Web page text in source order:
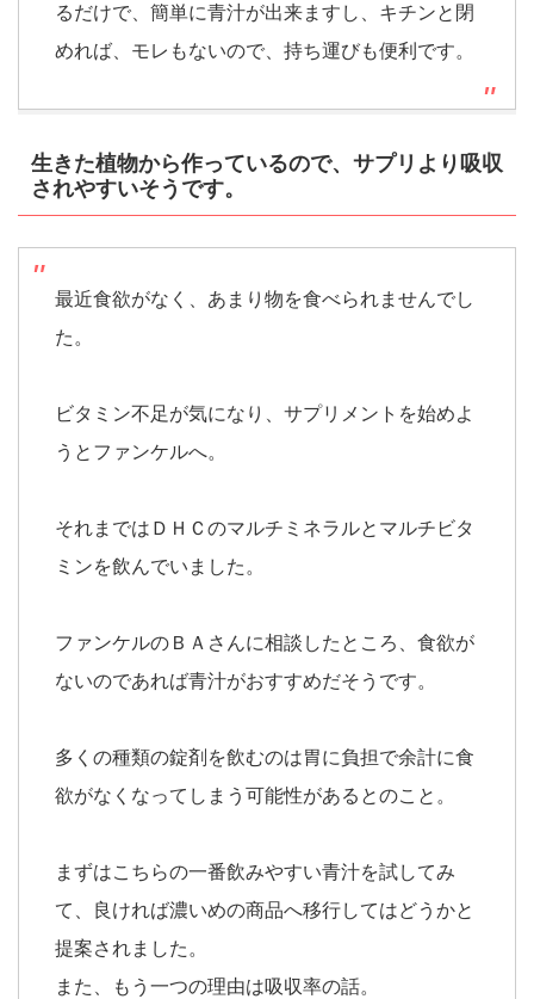
るだけで、簡単に青汁が出来ますし、キチンと閉
めれば、モレもないので、持ち運びも便利です。
生きた植物から作っているので、サプリより吸収
されやすいそうです。
最近食欲がなく、あまり物を食べられませんでし
た。
ビタミン不足が気になり、サプリメントを始めよ
うとファンケルへ。
それまではＤＨＣのマルチミネラルとマルチビタ
ミンを飲んでいました。
ファンケルのＢＡさんに相談したところ、食欲が
ないのであれば青汁がおすすめだそうです。
多くの種類の錠剤を飲むのは胃に負担で余計に食
欲がなくなってしまう可能性があるとのこと。
まずはこちらの一番飲みやすい青汁を試してみ
て、良ければ濃いめの商品へ移行してはどうかと
提案されました。
また、もう一つの理由は吸収率の話。